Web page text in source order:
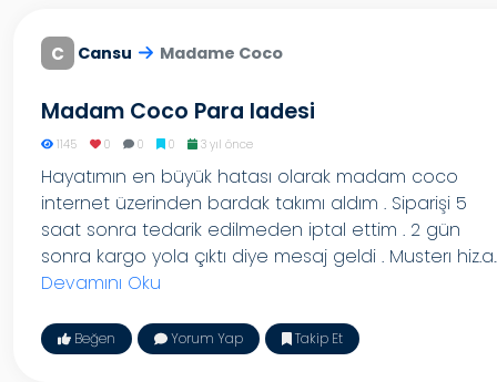
C Cansu Madame Coco
Madam Coco Para Iadesi
1145 0 0 0 3 yıl önce
Hayatımın en büyük hatası olarak madam coco
internet üzerinden bardak takımı aldım . Siparişi 5
saat sonra tedarik edilmeden iptal ettim . 2 gün
sonra kargo yola çıktı diye mesaj geldi . Musterı
Devamını Oku
Beğen Yorum Yap Takip Et